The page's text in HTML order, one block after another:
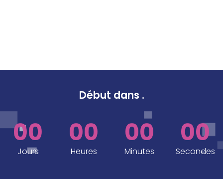
Début dans .
00
Jours
00
Heures
00
Minutes
00
Secondes